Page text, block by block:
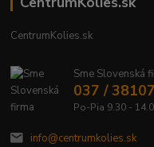
CentrumKolies.sk
Sme Slovenská
037 /
Po-Pia 9.30 -
info@centrumkolies.sk